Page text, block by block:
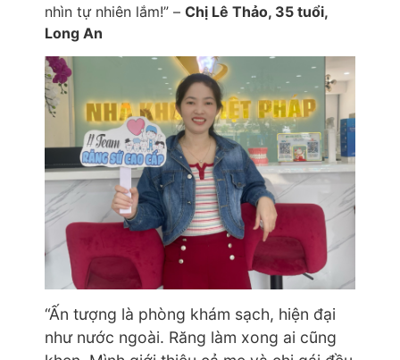
nhìn tự nhiên lắm!” – Chị Lê Thảo, 35 tuổi,
Long An
“Ấn tượng là phòng khám sạch, hiện đại
như nước ngoài. Răng làm xong ai cũng